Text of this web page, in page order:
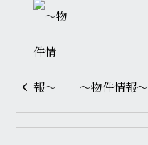
〜物件情報〜